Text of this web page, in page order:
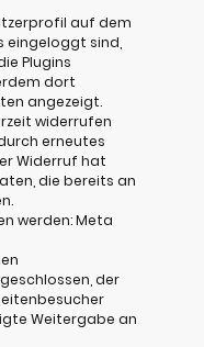
auf dem
eingeloggt sind,
Plugins
dort
angezeigt.
widerrufen
erneutes
Widerruf hat
die bereits an
werden: Meta
der
Weitergabe an